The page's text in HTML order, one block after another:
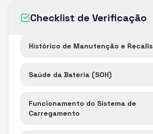
Checklist de Verificação
Histórico de Manutenção e Recalls
Saúde da Bateria (SOH)
Funcionamento do Sistema de
Carregamento